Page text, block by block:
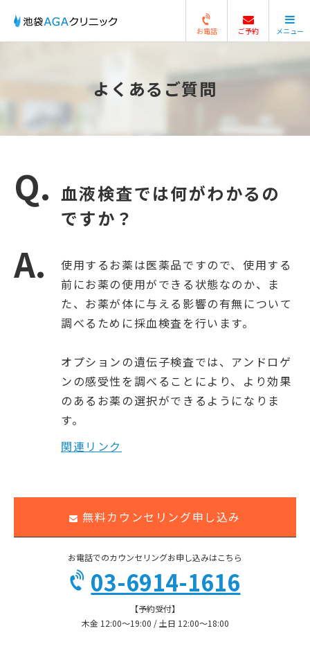
お電話 ご予約 メニュー
閉じる
よくあるご質問
血液検査では何がわかるの
ですか？
使用するお薬は医薬品ですので、使用する
前にお薬の使用ができる状態なのか、ま
た、お薬が体に与える影響の有無について
調べるために採血検査を行います。
オプションの遺伝子検査では、アンドロゲ
ンの感受性を調べることにより、より効果
のあるお薬の選択ができるようになりま
す。
関連リンク
無料カウンセリング申し込み
お電話でのカウンセリングお申し込みはこちら
03-6914-1616
【予約受付】
木金 12:00〜19:00 / 土日 12:00〜18:00